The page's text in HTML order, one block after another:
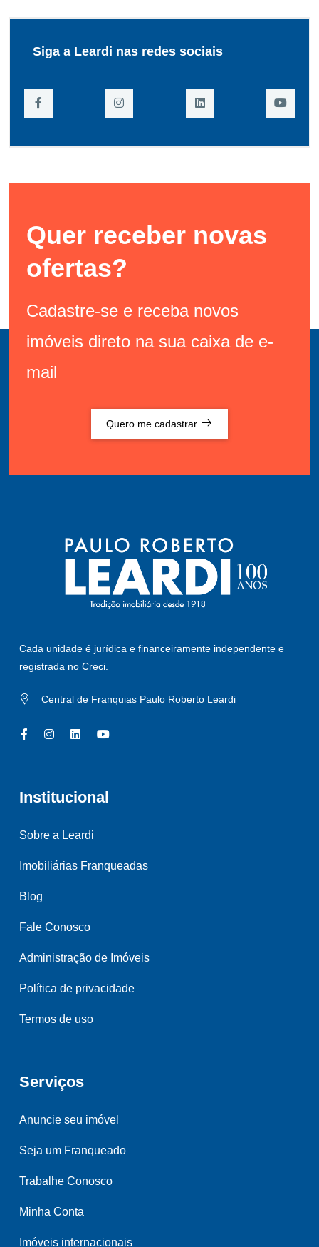
Siga a Leardi nas redes sociais
Quer receber novas
ofertas?
Cadastre-se e receba novos
imóveis direto na sua caixa de e-
mail
Quero me cadastrar
Cada unidade é jurídica e financeiramente independente e
registrada no Creci.
Central de Franquias Paulo Roberto Leardi
Institucional
Sobre a Leardi
Imobiliárias Franqueadas
Blog
Fale Conosco
Administração de Imóveis
Política de privacidade
Termos de uso
Serviços
Anuncie seu imóvel
Seja um Franqueado
Trabalhe Conosco
Minha Conta
Imóveis internacionais